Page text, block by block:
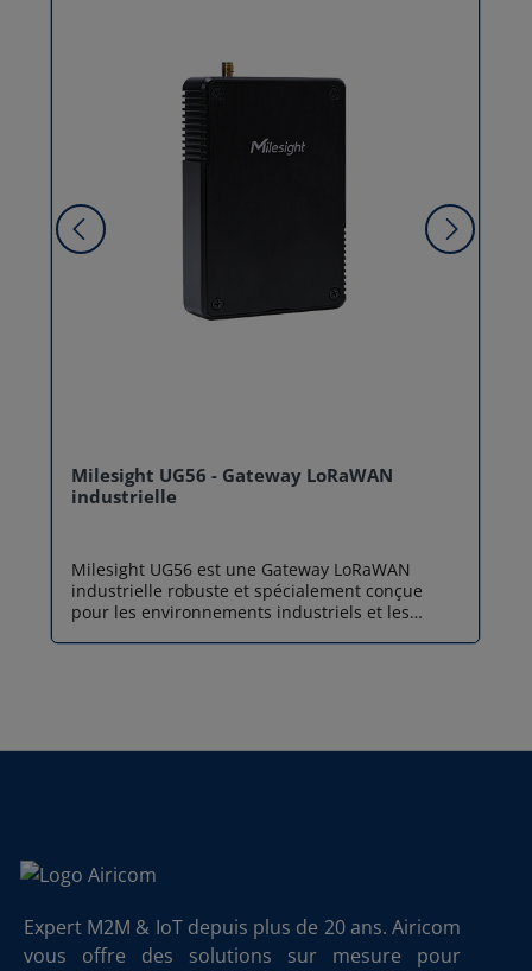
Milesight UG56 - Gateway LoRaWAN
industrielle
Milesight UG56 est une Gateway LoRaWAN
industrielle robuste et spécialement conçue
pour les environnements industriels et les
connectivité LoRaWAN stable et professionnelle.
Performance industrielle pour des
intègre un processeur Quad-Core ARM Cortex-
A35 à 1.3 GHz, couplé à 512 Mo de RAM DDR3 et
Expert M2M & IoT depuis plus de 20 ans. Airicom
vous offre des solutions sur mesure pour